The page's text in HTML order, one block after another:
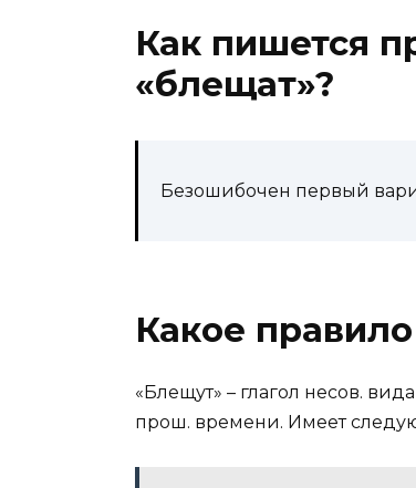
Как пишется
«блещат»?
Безошибочен первый
Какое
«Блещут» – глагол несов.
прош. времени. Имеет